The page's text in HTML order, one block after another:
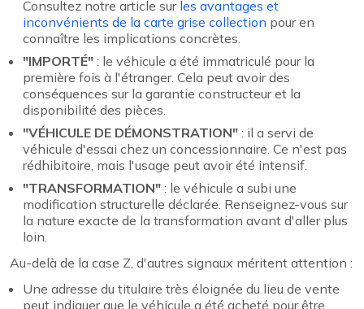
Consultez notre article sur les avantages et
inconvénients de la carte grise collection pour en
connaître les implications concrètes.
"IMPORTÉ" : le véhicule a été immatriculé pour la
première fois à l'étranger. Cela peut avoir des
conséquences sur la garantie constructeur et la
disponibilité des pièces.
"VÉHICULE DE DÉMONSTRATION" : il a servi de
véhicule d'essai chez un concessionnaire. Ce n'est pas
rédhibitoire, mais l'usage peut avoir été intensif.
"TRANSFORMATION" : le véhicule a subi une
modification structurelle déclarée. Renseignez-vous sur
la nature exacte de la transformation avant d'aller plus
loin.
Au-delà de la case Z, d'autres signaux méritent attention :
Une adresse du titulaire très éloignée du lieu de vente
peut indiquer que le véhicule a été acheté pour être